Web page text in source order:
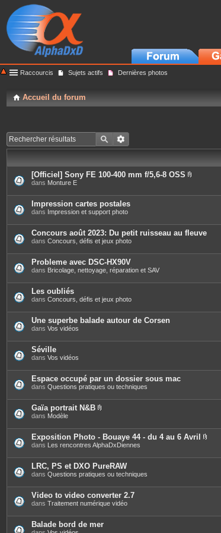
Raccourcis Sujets actifs Dernières photos
Accueil du forum
[Officiel] Sony FE 100-400 mm f/5,6-8 OSS
è
j
o
i
t
dans Monture E
Impression cartes postales
dans Impression et support photo
Concours août 2023: Du petit ruisseau au fleuve
dans Concours, défis et jeux photo
Probleme avec DSC-HX90V
dans Bricolage, nettoyage, réparation et SAV
Les oubliés
dans Concours, défis et jeux photo
Une superbe balade autour de Corsen
dans Vos vidéos
Séville
dans Vos vidéos
Espace occupé par un dossier sous mac
dans Questions pratiques ou techniques
Gaïa portrait N&B
è
c
e
s
j
o
i
n
t
e
s
dans Modèle
Exposition Photo - Bouaye 44 - du 4 au 6 Avril
è
j
t
dans Les rencontres AlphaDxDiennes
LRC, PS et DXO PureRAW
dans Questions pratiques ou techniques
Video to video converter 2.7
dans Traitement numérique vidéo
Balade bord de mer